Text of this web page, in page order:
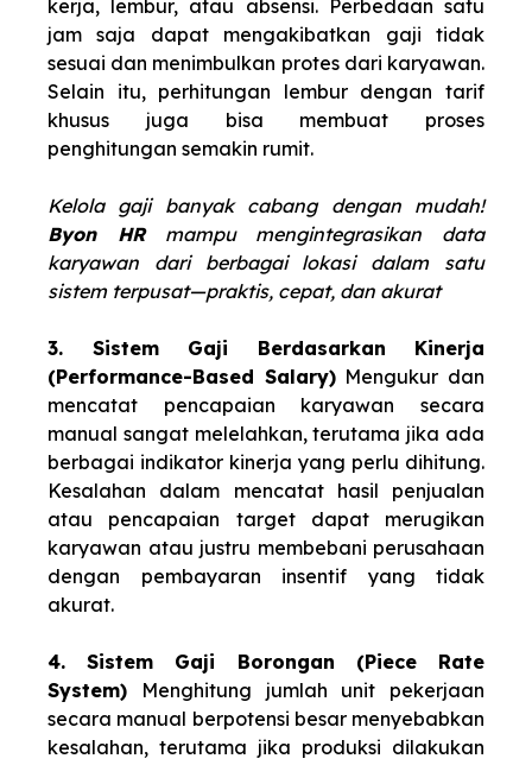
kerja, lembur, atau absensi. Perbedaan satu
jam saja dapat mengakibatkan gaji tidak
sesuai dan menimbulkan protes dari karyawan.
Selain itu, perhitungan lembur dengan tarif
khusus juga bisa membuat proses
penghitungan semakin rumit.
Kelola gaji banyak cabang dengan mudah!
Byon HRmampu mengintegrasikan data
karyawan dari berbagai lokasi dalam satu
sistem terpusat—praktis, cepat, dan akurat
3. Sistem Gaji Berdasarkan Kinerja
(Performance-Based Salary)Mengukur dan
mencatat pencapaian karyawan secara
manual sangat melelahkan, terutama jika ada
berbagai indikator kinerja yang perlu dihitung.
Kesalahan dalam mencatat hasil penjualan
atau pencapaian target dapat merugikan
karyawan atau justru membebani perusahaan
dengan pembayaran insentif yang tidak
akurat.
4. Sistem Gaji Borongan (Piece Rate
System) Menghitung jumlah unit pekerjaan
secara manual berpotensi besar menyebabkan
kesalahan, terutama jika produksi dilakukan